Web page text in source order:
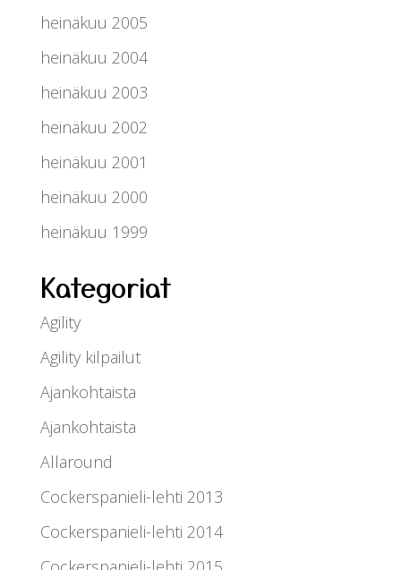
heinäkuu 2005
heinäkuu 2004
heinäkuu 2003
heinäkuu 2002
heinäkuu 2001
heinäkuu 2000
heinäkuu 1999
Kategoriat
Agility
Agility kilpailut
Ajankohtaista
Ajankohtaista
Allaround
Cockerspanieli-lehti 2013
Cockerspanieli-lehti 2014